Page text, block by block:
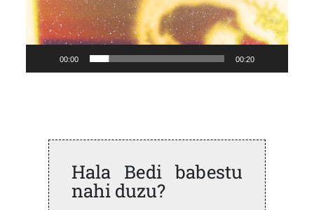
00:00 00:20
Hala Bedi babestu
nahi duzu?